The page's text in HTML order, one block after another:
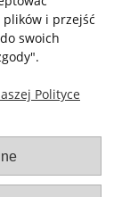
i przejść
swoich
Polityce